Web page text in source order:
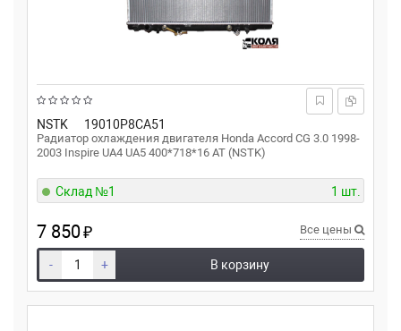
NSTK 19010P8CA51
Радиатор охлаждения двигателя Honda Accord CG 3.0 1998-
2003 Inspire UA4 UA5 400*718*16 AT (NSTK)
Склад №1 1 шт.
7 850₽ Все цены
- + В корзину